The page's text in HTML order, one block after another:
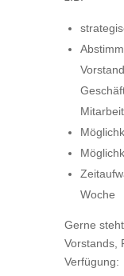
Woche
Gerne
Vorstands,
Verfügung: